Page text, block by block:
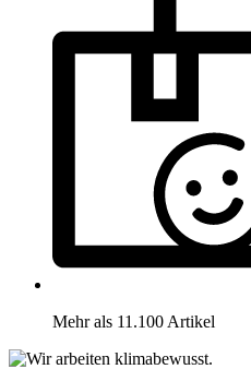
Mehr als 11.100 Artikel